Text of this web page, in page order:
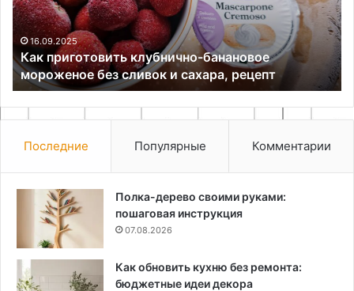
без
сливок
сахара,
рецепт
16.09.2025
Как приготовить клубнично-банановое
мороженое без сливок и сахара, рецепт
Последние Популярные Комментарии
Полка-дерево своими руками:
пошаговая инструкция
07.08.2026
Как обновить кухню без ремонта:
бюджетные идеи декора